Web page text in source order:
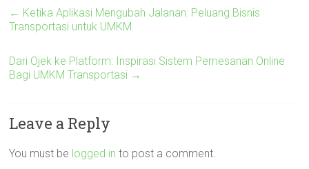
← Ketika Aplikasi Mengubah Jalanan: Peluang Bisnis
Transportasi untuk UMKM
Dari Ojek ke Platform: Inspirasi Sistem Pemesanan Online
Bagi UMKM Transportasi →
Leave a Reply
You must be logged in to post a comment.